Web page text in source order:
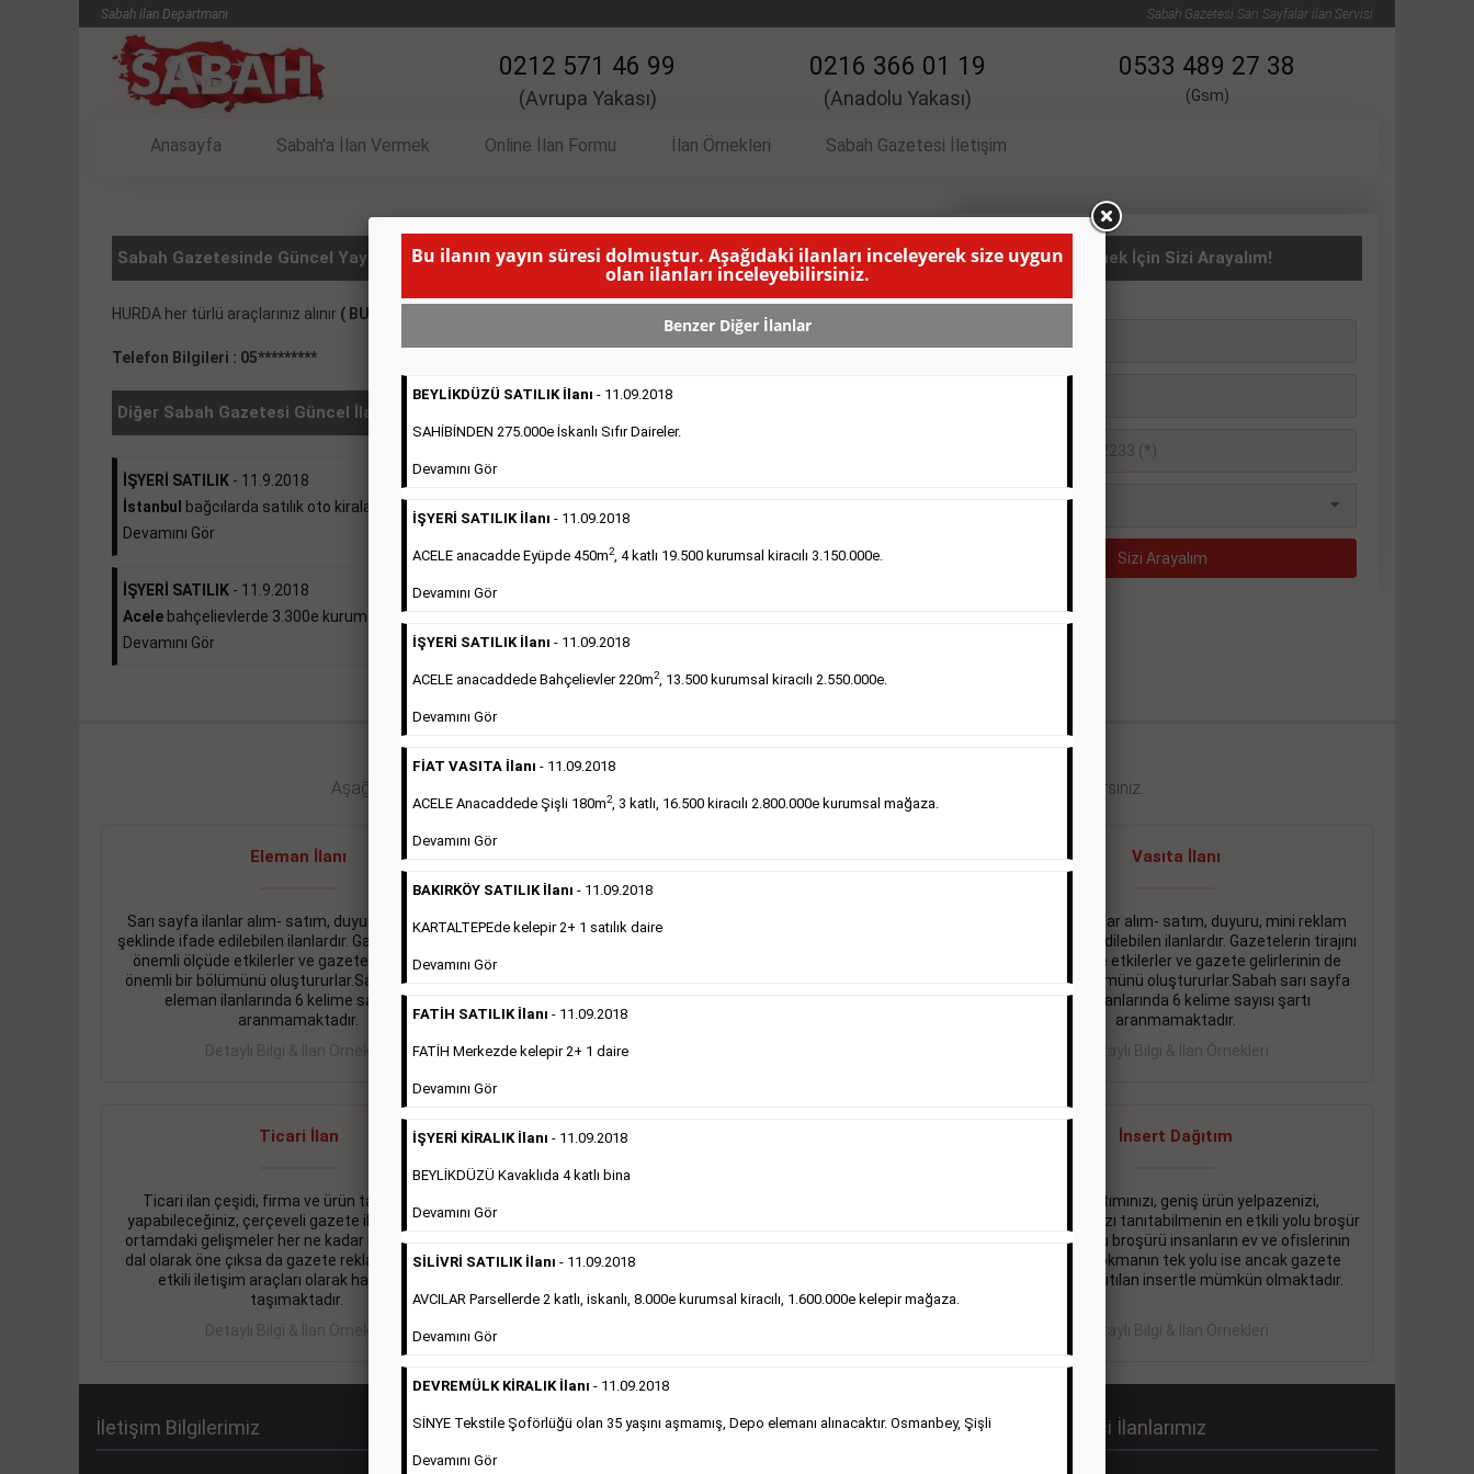
Sabah ilan Departmanı Sabah Gazetesi Sarı Sayfalar ilan Servisi
0212 571 46 99
(Avrupa Yakası)
0216 366 01 19
(Anadolu Yakası)
0533 489 27 38
(Gsm)
Anasayfa Sabah'a İlan Vermek Online İlan Formu İlan Örnekleri Sabah Gazetesi İletişim
Sabah Gazetesinde Güncel Yayınlanmış Vasıta İlanı
HURDA her türlü araçlarınız alınır ( BU İLANIN YAYINLANMA SÜRESİ DOLMUŞTUR )
Telefon Bilgileri : 05*********
Diğer Sabah Gazetesi Güncel İlanlar
İŞYERİ SATILIK - 11.9.2018
İstanbul
bağcılarda satılık oto kiralama...
Devamını Gör
İŞYERİ SATILIK - 11.9.2018
Acele bahçelievlerde 3.300e kurumsal kiracılı 490...
Devamını Gör
Devamını Gör
Vasıta İlanı Vermek İçin Sizi Arayalım!
Aşağıdaki bağlantıları takip ederek farklı ilan türleri hakkında detaylara ulaşabilir, ilan örneklerini görebilirsiniz.
Eleman İlanı
Sarı sayfa ilanlar alım- satım, duyuru, mini reklam
şeklinde ifade edilebilen ilanlardır. Gazetelerin tirajını
önemli ölçüde etkilerler ve gazete gelirlerinin de
önemli bir bölümünü oluştururlar.Sabah sarı sayfa
eleman ilanlarında 6 kelime sayısı şartı
aranmamaktadır.
Detaylı Bilgi & İlan Örnekleri
Sarı sayfa ilanlar alım- satım, duyuru, mini reklam
Vasıta İlanı
Sarı sayfa ilanlar alım- satım, duyuru, mini reklam
şeklinde ifade edilebilen ilanlardır. Gazetelerin tirajını
önemli ölçüde etkilerler ve gazete gelirlerinin de
önemli bir bölümünü oluştururlar.Sabah sarı sayfa
eleman ilanlarında 6 kelime sayısı şartı
aranmamaktadır.
Detaylı Bilgi & İlan Örnekleri
Ticari İlan
Ticari ilan çeşidi, firma ve ürün tanıtımlarınızı
yapabileceğiniz, çerçeveli gazete ilanlarıdır. Dijital
ortamdaki gelişmeler her ne kadar ihtiyacın arttığı
dal olarak öne çıksa da gazete reklamları halen en
etkili iletişim araçları olarak hayati önem
taşımaktadır.
Detaylı Bilgi & İlan Örnekleri
ilanlara göre daha ekonomiktir.
İnsert Dağıtım
Firma tanıtımınızı, geniş ürün yelpazenizi,
promosyonlarınızı tanıtabilmenin en etkili yolu broşür
dağıtmaktır. Bu broşürü insanların ev ve ofislerinin
içine kadar sokmanın tek yolu ise ancak gazete
içerisinde dağıtılan insertle mümkün olmaktadır.
Detaylı Bilgi & İlan Örnekleri
İletişim Bilgilerimiz Kampanyalarımız Sabah Gazetesi İlanlarımız
Bu ilanın yayın süresi dolmuştur. Aşağıdaki ilanları inceleyerek size uygun
olan ilanları inceleyebilirsiniz.
Benzer Diğer İlanlar
BEYLİKDÜZÜ SATILIK İlanı - 11.09.2018
SAHİBİNDEN 275.000e İskanlı Sıfır Daireler.
Devamını Gör
İŞYERİ SATILIK İlanı - 11.09.2018
ACELE anacadde Eyüpde 450m2, 4 katlı 19.500 kurumsal kiracılı 3.150.000e.
Devamını Gör
İŞYERİ SATILIK İlanı - 11.09.2018
ACELE anacaddede Bahçelievler 220m2, 13.500 kurumsal kiracılı 2.550.000e.
Devamını Gör
FİAT VASITA İlanı - 11.09.2018
ACELE Anacaddede Şişli 180m2, 3 katlı, 16.500 kiracılı 2.800.000e kurumsal mağaza.
Devamını Gör
BAKIRKÖY SATILIK İlanı - 11.09.2018
KARTALTEPEde kelepir 2+ 1 satılık daire
Devamını Gör
FATİH SATILIK İlanı - 11.09.2018
FATİH Merkezde kelepir 2+ 1 daire
Devamını Gör
İŞYERİ KİRALIK İlanı - 11.09.2018
BEYLİKDÜZÜ Kavaklıda 4 katlı bina
Devamını Gör
SİLİVRİ SATILIK İlanı - 11.09.2018
AVCILAR Parsellerde 2 katlı, iskanlı, 8.000e kurumsal kiracılı, 1.600.000e kelepir mağaza.
Devamını Gör
DEVREMÜLK KİRALIK İlanı - 11.09.2018
SİNYE Tekstile Şoförlüğü olan 35 yaşını aşmamış, Depo elemanı alınacaktır. Osmanbey, Şişli
Devamını Gör